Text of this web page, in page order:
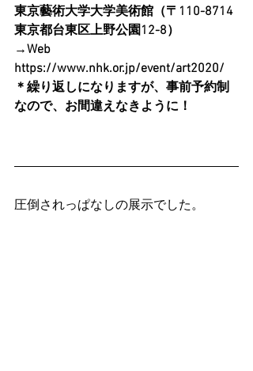
東京藝術大学大学美術館（〒110-8714
東京都台東区上野公園12-8）
→Web
https://www.nhk.or.jp/event/art2020/
＊繰り返しになりますが、事前予約制
なので、お間違えなきように！
圧倒されっぱなしの展示でした。